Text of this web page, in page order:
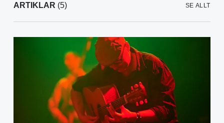
ARTIKLAR (5) SE ALLT